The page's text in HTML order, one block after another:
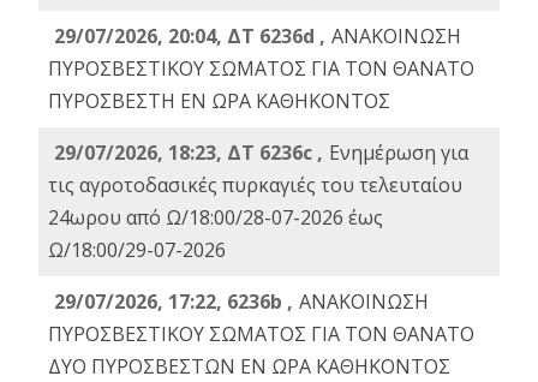
29/07/2026, 20:04, ΔΤ 6236d , ΑΝΑΚΟΙΝΩΣΗ
ΠΥΡΟΣΒΕΣΤΙΚΟΥ ΣΩΜΑΤΟΣ ΓΙΑ ΤΟΝ ΘΑΝΑΤΟ
ΠΥΡΟΣΒΕΣΤΗ ΕΝ ΩΡΑ ΚΑΘΗΚΟΝΤΟΣ
29/07/2026, 18:23, ΔΤ 6236c , Ενημέρωση για
τις αγροτοδασικές πυρκαγιές του τελευταίου
24ωρου από Ω/18:00/28-07-2026 έως
Ω/18:00/29-07-2026
29/07/2026, 17:22, 6236b , ΑΝΑΚΟΙΝΩΣΗ
ΠΥΡΟΣΒΕΣΤΙΚΟΥ ΣΩΜΑΤΟΣ ΓΙΑ ΤΟΝ ΘΑΝΑΤΟ
ΔΥΟ ΠΥΡΟΣΒΕΣΤΩΝ ΕΝ ΩΡΑ ΚΑΘΗΚΟΝΤΟΣ